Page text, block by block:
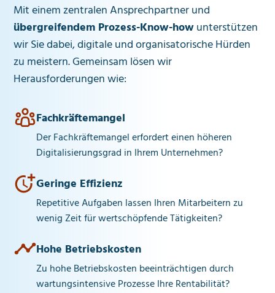
Mit einem zentralen Ansprechpartner und
übergreifendem Prozess-Know-howunterstützen
wir Sie dabei, digitale und organisatorische Hürden
zu meistern. Gemeinsam lösen wir
Herausforderungen wie:
Fachkräftemangel
Der Fachkräftemangel erfordert einen höheren
Digitalisierungsgrad in Ihrem Unternehmen?
Geringe Effizienz
Repetitive Aufgaben lassen Ihren Mitarbeitern zu
wenig Zeit für wertschöpfende Tätigkeiten?
Hohe Betriebskosten
Zu hohe Betriebskosten beeinträchtigen durch
wartungsintensive Prozesse Ihre Rentabilität?